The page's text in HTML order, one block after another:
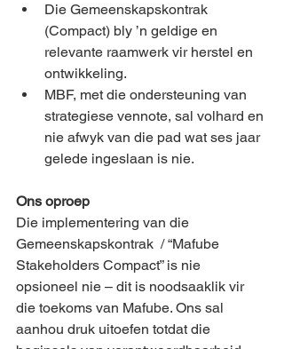
Die Gemeenskapskontrak
(Compact) bly ’n geldige en
relevante raamwerk vir herstel en
ontwikkeling.
MBF, met die ondersteuning van
strategiese vennote, sal volhard en
nie afwyk van die pad wat ses jaar
gelede ingeslaan is nie.
Ons oproep
Die implementering van die
Gemeenskapskontrak  / “Mafube
Stakeholders Compact” is nie
opsioneel nie – dit is noodsaaklik vir
die toekoms van Mafube. Ons sal
aanhou druk uitoefen totdat die